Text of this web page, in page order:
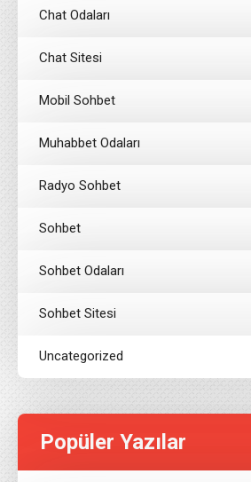
Chat Odaları
Chat Sitesi
Mobil Sohbet
Muhabbet Odaları
Radyo Sohbet
Sohbet
Sohbet Odaları
Sohbet Sitesi
Uncategorized
Popüler Yazılar